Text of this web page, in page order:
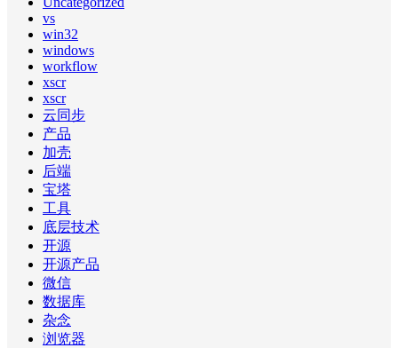
vs
win32
windows
workflow
xscr
xscr
云同步
产品
加壳
后端
宝塔
工具
底层技术
开源
开源产品
微信
数据库
杂念
浏览器